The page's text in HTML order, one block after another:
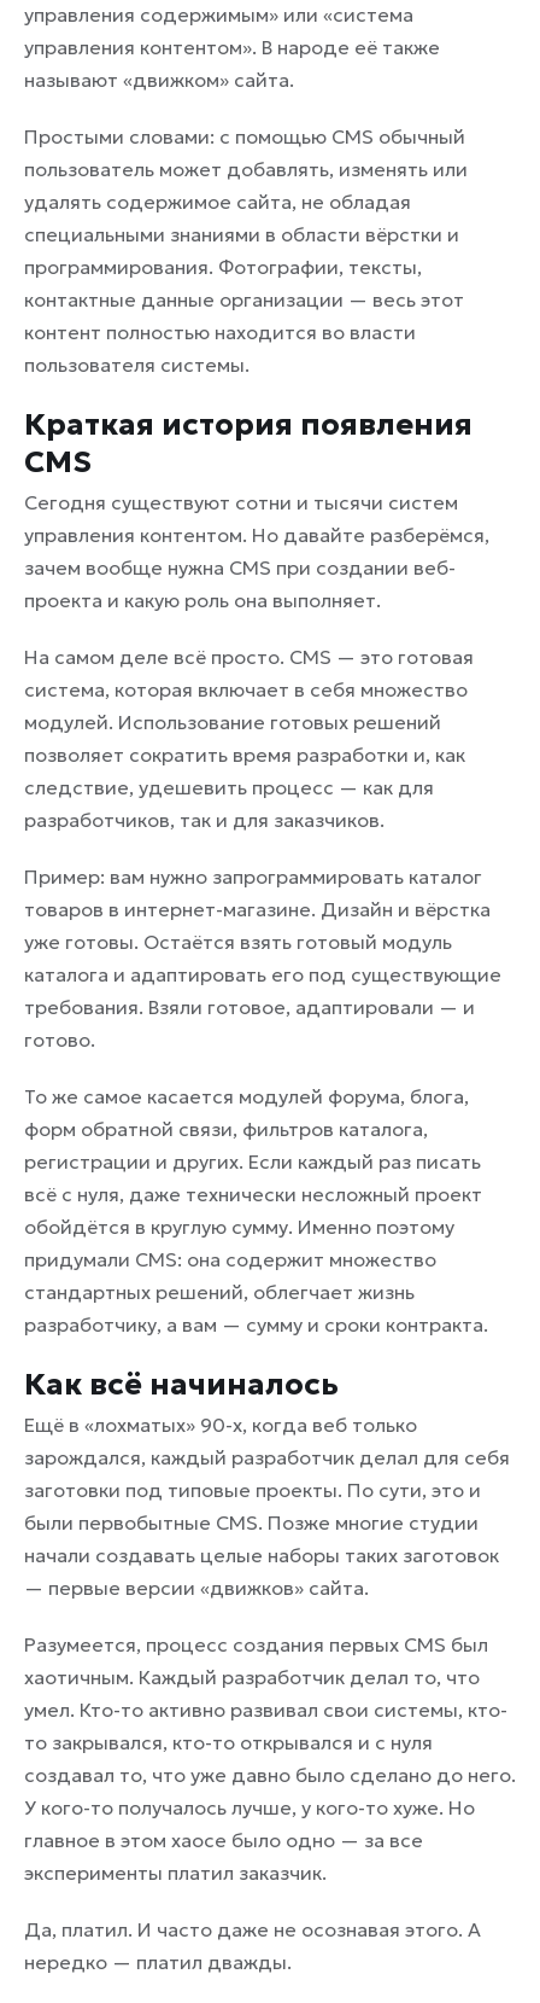
управления содержимым» или «система
управления контентом». В народе её также
называют «движком» сайта.
Простыми словами: с помощью CMS обычный
пользователь может добавлять, изменять или
удалять содержимое сайта, не обладая
специальными знаниями в области вёрстки и
программирования. Фотографии, тексты,
контактные данные организации — весь этот
контент полностью находится во власти
пользователя системы.
Краткая история появления
CMS
Сегодня существуют сотни и тысячи систем
управления контентом. Но давайте разберёмся,
зачем вообще нужна CMS при создании веб-
проекта и какую роль она выполняет.
На самом деле всё просто. CMS — это готовая
система, которая включает в себя множество
модулей. Использование готовых решений
позволяет сократить время разработки и, как
следствие, удешевить процесс — как для
разработчиков, так и для заказчиков.
Пример: вам нужно запрограммировать каталог
товаров в интернет-магазине. Дизайн и вёрстка
уже готовы. Остаётся взять готовый модуль
каталога и адаптировать его под существующие
требования. Взяли готовое, адаптировали — и
готово.
То же самое касается модулей форума, блога,
форм обратной связи, фильтров каталога,
регистрации и других. Если каждый раз писать
всё с нуля, даже технически несложный проект
обойдётся в круглую сумму. Именно поэтому
придумали CMS: она содержит множество
стандартных решений, облегчает жизнь
разработчику, а вам — сумму и сроки контракта.
Как всё начиналось
Ещё в «лохматых» 90-х, когда веб только
зарождался, каждый разработчик делал для себя
заготовки под типовые проекты. По сути, это и
были первобытные CMS. Позже многие студии
начали создавать целые наборы таких заготовок
— первые версии «движков» сайта.
Разумеется, процесс создания первых CMS был
хаотичным. Каждый разработчик делал то, что
умел. Кто-то активно развивал свои системы, кто-
то закрывался, кто-то открывался и с нуля
создавал то, что уже давно было сделано до него.
У кого-то получалось лучше, у кого-то хуже. Но
главное в этом хаосе было одно — за все
эксперименты платил заказчик.
Да, платил. И часто даже не осознавая этого. А
нередко — платил дважды.